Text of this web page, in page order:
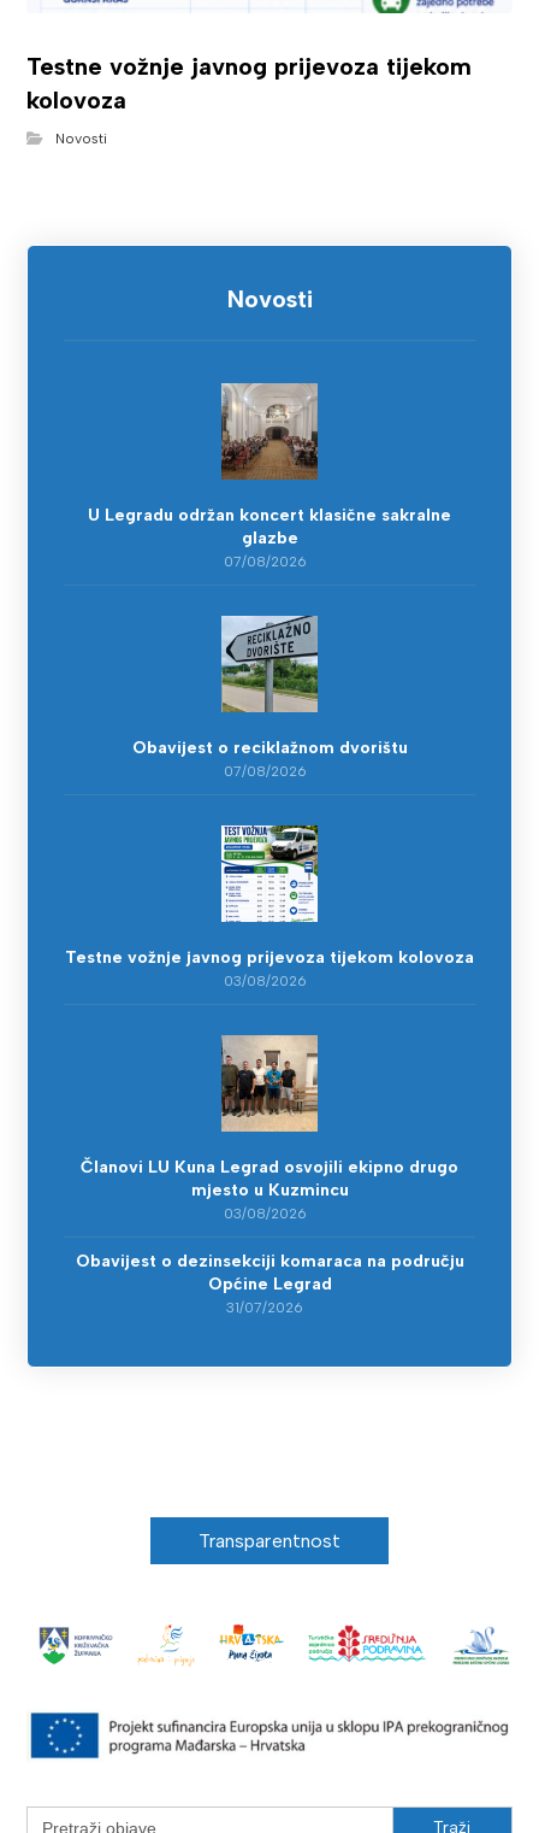
Testne vožnje javnog prijevoza tijekom
kolovoza
Novosti
Novosti
U Legradu održan koncert klasične sakralne
glazbe
07/08/2026
Obavijest o reciklažnom dvorištu
07/08/2026
Testne vožnje javnog prijevoza tijekom kolovoza
03/08/2026
Članovi LU Kuna Legrad osvojili ekipno drugo
mjesto u Kuzmincu
03/08/2026
Obavijest o dezinsekciji komaraca na području
Općine Legrad
31/07/2026
Transparentnost
Search